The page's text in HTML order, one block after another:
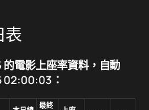
表
電影上座率資料，自動
02:00:03：
最終